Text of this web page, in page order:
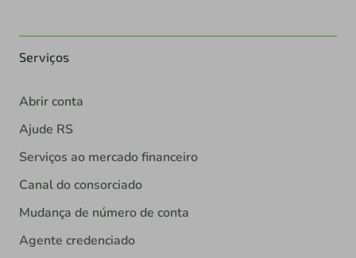
Serviços
Abrir conta
Ajude RS
Serviços ao mercado financeiro
Canal do consorciado
Mudança de número de conta
Agente credenciado